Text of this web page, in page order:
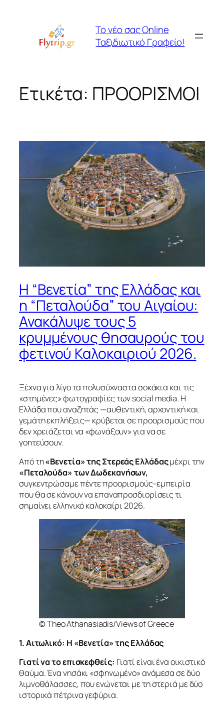
περιεχόμενο
Το νέο σας Online
Ταξιδιωτικό Γραφείο!
Ετικέτα: ΠΡΟΟΡΙΣΜΟΙ
Η “Βενετία” της Ελλάδας και
η “Πεταλούδα” του Αιγαίου:
Ανακάλυψε τους 5
κρυμμένους θησαυρούς του
φετινού Καλοκαιριού 2026.
Ξέχνα για λίγο τα πολυσύχναστα σοκάκια και τις
«στημένες» φωτογραφίες των social media. Η
Ελλάδα που αναζητάς —αυθεντική, αρχοντική και
γεμάτη εκπλήξεις— κρύβεται σε προορισμούς που
δεν χρειάζεται να «φωνάξουν» για να σε
γοητεύσουν.
Από τη«Βενετία» της Στερεάς Ελλάδαςμέχρι την
«Πεταλούδα» των Δωδεκανήσων,
συγκεντρώσαμε πέντε προορισμούς-εμπειρία
που θα σε κάνουν να επαναπροσδιορίσεις τι
σημαίνει ελληνικό καλοκαίρι 2026.
© Theo Athanasiadis/Views of Greece
1. Αιτωλικό: Η «Βενετία» της Ελλάδας
Γιατί να το επισκεφθείς: Γιατί είναι ένα οικιστικό
θαύμα. Ένα νησάκι «σφηνωμένο» ανάμεσα σε δύο
λιμνοθάλασσες, που ενώνεται με τη στεριά με δύο
ιστορικά πέτρινα γεφύρια.